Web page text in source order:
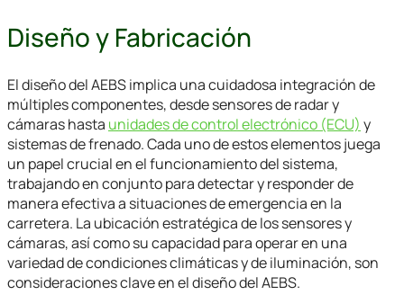
Diseño y Fabricación
El diseño del AEBS implica una cuidadosa integración de
múltiples componentes, desde sensores de radar y
cámaras hasta unidades de control electrónico (ECU) y
sistemas de frenado. Cada uno de estos elementos juega
un papel crucial en el funcionamiento del sistema,
trabajando en conjunto para detectar y responder de
manera efectiva a situaciones de emergencia en la
carretera. La ubicación estratégica de los sensores y
cámaras, así como su capacidad para operar en una
variedad de condiciones climáticas y de iluminación, son
consideraciones clave en el diseño del AEBS.